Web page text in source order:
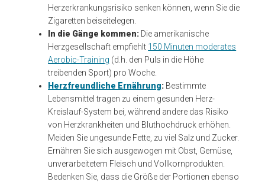
Herzerkrankungsrisiko senken können, wenn Sie die
Zigaretten beiseitelegen.
In die Gänge kommen: Die amerikanische
Herzgesellschaft empfiehlt 150 Minuten moderates
Aerobic-Training (d.h. den Puls in die Höhe
treibenden Sport) pro Woche.
Herzfreundliche Ernährung: Bestimmte
Lebensmittel tragen zu einem gesunden Herz-
Kreislauf-System bei, während andere das Risiko
von Herzkrankheiten und Bluthochdruck erhöhen.
Meiden Sie ungesunde Fette, zu viel Salz und Zucker.
Ernähren Sie sich ausgewogen mit Obst, Gemüse,
unverarbeitetem Fleisch und Vollkornprodukten.
Bedenken Sie, dass die Größe der Portionen ebenso